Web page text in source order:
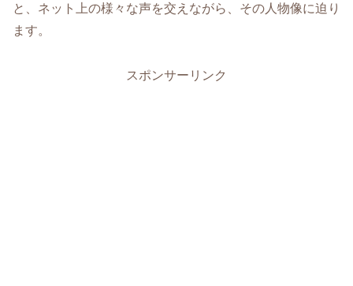
と、ネット上の様々な声を交えながら、その人物像に迫り
ます。
スポンサーリンク